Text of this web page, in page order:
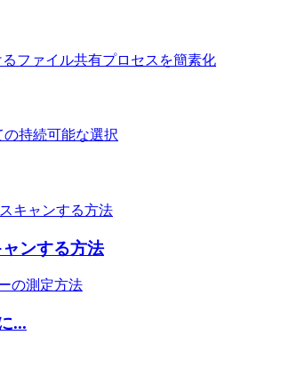
ファイル共有プロセスを簡素化
ンする方法
...